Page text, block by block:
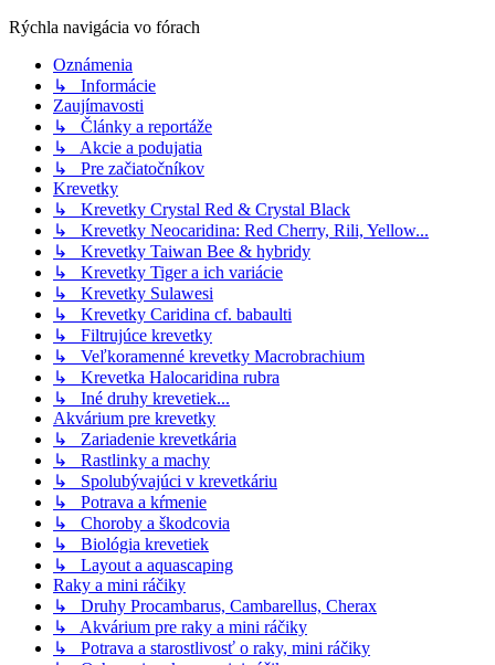
Rýchla navigácia vo fórach
Oznámenia
↳ Informácie
Zaujímavosti
↳ Články a reportáže
↳ Akcie a podujatia
↳ Pre začiatočníkov
Krevetky
↳ Krevetky Crystal Red & Crystal Black
↳ Krevetky Neocaridina: Red Cherry, Rili, Yellow...
↳ Krevetky Taiwan Bee & hybridy
↳ Krevetky Tiger a ich variácie
↳ Krevetky Sulawesi
↳ Krevetky Caridina cf. babaulti
↳ Filtrujúce krevetky
↳ Veľkoramenné krevetky Macrobrachium
↳ Krevetka Halocaridina rubra
↳ Iné druhy krevetiek...
Akvárium pre krevetky
↳ Zariadenie krevetkária
↳ Rastlinky a machy
↳ Spolubývajúci v krevetkáriu
↳ Potrava a kŕmenie
↳ Choroby a škodcovia
↳ Biológia krevetiek
↳ Layout a aquascaping
Raky a mini ráčiky
↳ Druhy Procambarus, Cambarellus, Cherax
↳ Akvárium pre raky a mini ráčiky
↳ Potrava a starostlivosť o raky, mini ráčiky